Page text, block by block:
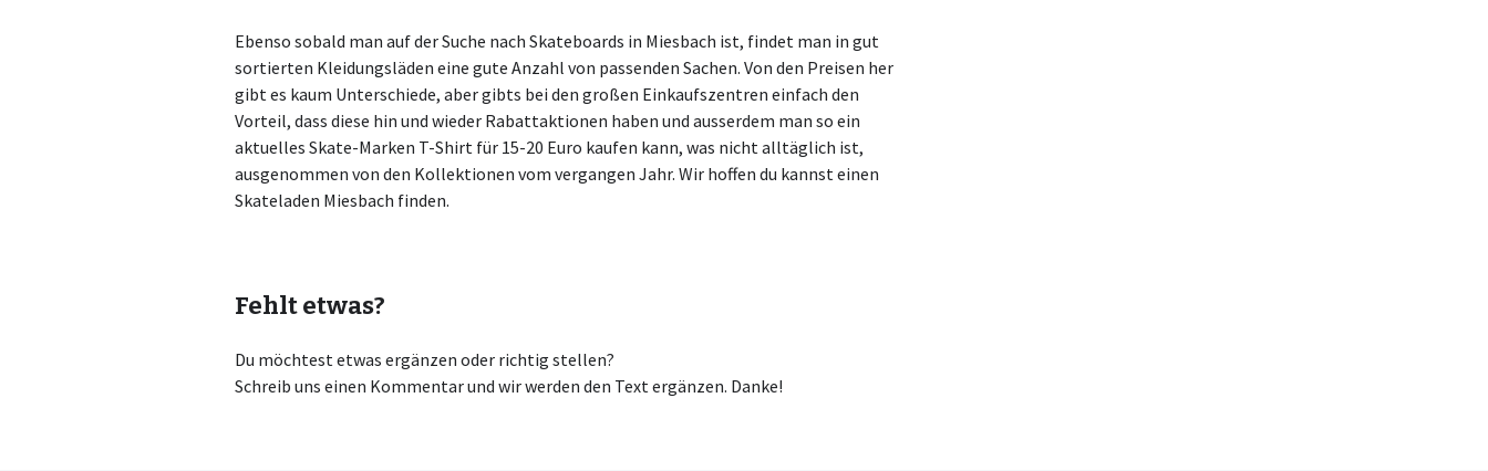
Ebenso sobald man auf der Suche nach Skateboards in Miesbach ist, findet man in gut
sortierten Kleidungsläden eine gute Anzahl von passenden Sachen. Von den Preisen her
gibt es kaum Unterschiede, aber gibts bei den großen Einkaufszentren einfach den
Vorteil, dass diese hin und wieder Rabattaktionen haben und ausserdem man so ein
aktuelles Skate-Marken T-Shirt für 15-20 Euro kaufen kann, was nicht alltäglich ist,
ausgenommen von den Kollektionen vom vergangen Jahr. Wir hoffen du kannst einen
Skateladen Miesbach finden.
Fehlt etwas?
Du möchtest etwas ergänzen oder richtig stellen?
Schreib uns einen Kommentar und wir werden den Text ergänzen. Danke!